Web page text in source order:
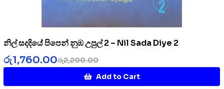
නිල් සදදියේ පිපෙන් නුඹ උපුල් 2 – Nil Sada Diye 2
රු2,200.00
රු1,760.00
Add to Cart